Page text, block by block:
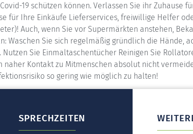
19 schützen können. Verlassen Sie ihr Zuhause
für Ihre Einkäufe Lieferservices, freiwillige Helfer
Auch, wenn Sie vor Supermärkten anstehen,
Waschen Sie sich regelmäßig gründlich die Hände,
Sie Einmaltaschentücher Reinigen Sie
Kontakt zu Mitmenschen absolut nicht
so gering wie möglich zu halten!
SPRECHZEITEN